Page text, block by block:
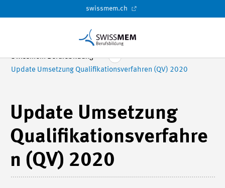
swissmem.ch
Swissmem Berufsbildung
Update Umsetzung Qualifikationsverfahren (QV) 2020
Update Umsetzung
Qualifikationsverfahre
n (QV) 2020